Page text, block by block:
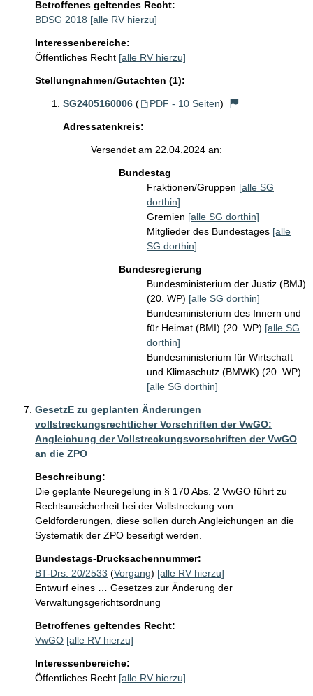
Betroffenes geltendes Recht:
BDSG 2018 [alle RV hierzu]
Interessenbereiche:
Öffentliches Recht [alle RV hierzu]
Stellungnahmen/Gutachten (1):
SG2405160006 ( PDF - 10 Seiten)
Adressatenkreis:
Versendet am 22.04.2024 an:
Bundestag
Fraktionen/Gruppen [alle SG
dorthin]
Gremien [alle SG dorthin]
Mitglieder des Bundestages [alle
SG dorthin]
Bundesregierung
Bundesministerium der Justiz (BMJ)
(20. WP) [alle SG dorthin]
Bundesministerium des Innern und
für Heimat (BMI) (20. WP) [alle SG
dorthin]
Bundesministerium für Wirtschaft
und Klimaschutz (BMWK) (20. WP)
[alle SG dorthin]
GesetzE zu geplanten Änderungen
vollstreckungsrechtlicher Vorschriften der VwGO:
Angleichung der Vollstreckungsvorschriften der VwGO
an die ZPO
Beschreibung:
Die geplante Neuregelung in § 170 Abs. 2 VwGO führt zu
Rechtsunsicherheit bei der Vollstreckung von
Geldforderungen, diese sollen durch Angleichungen an die
Systematik der ZPO beseitigt werden.
Bundestags-Drucksachennummer:
BT-Drs. 20/2533 (Vorgang) [alle RV hierzu]
Entwurf eines … Gesetzes zur Änderung der
Verwaltungsgerichtsordnung
Betroffenes geltendes Recht:
VwGO [alle RV hierzu]
Interessenbereiche:
Öffentliches Recht [alle RV hierzu]